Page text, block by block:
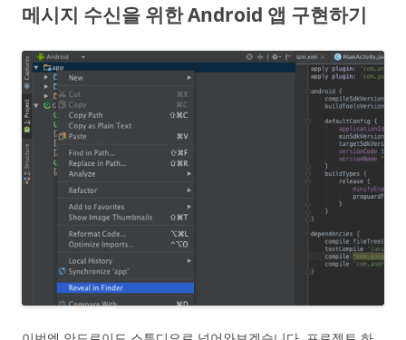
메시지 수신을 위한 Android 앱 구현하기